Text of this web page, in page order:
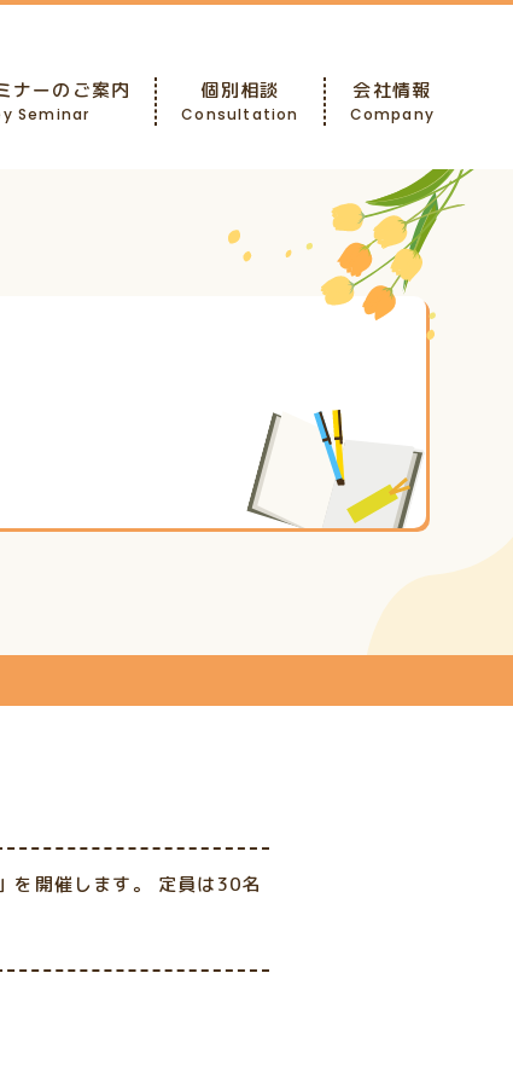
ナーのご案内
Seminar
個別相談
Consultation
会社情報
Company
開催します。 定員は30名